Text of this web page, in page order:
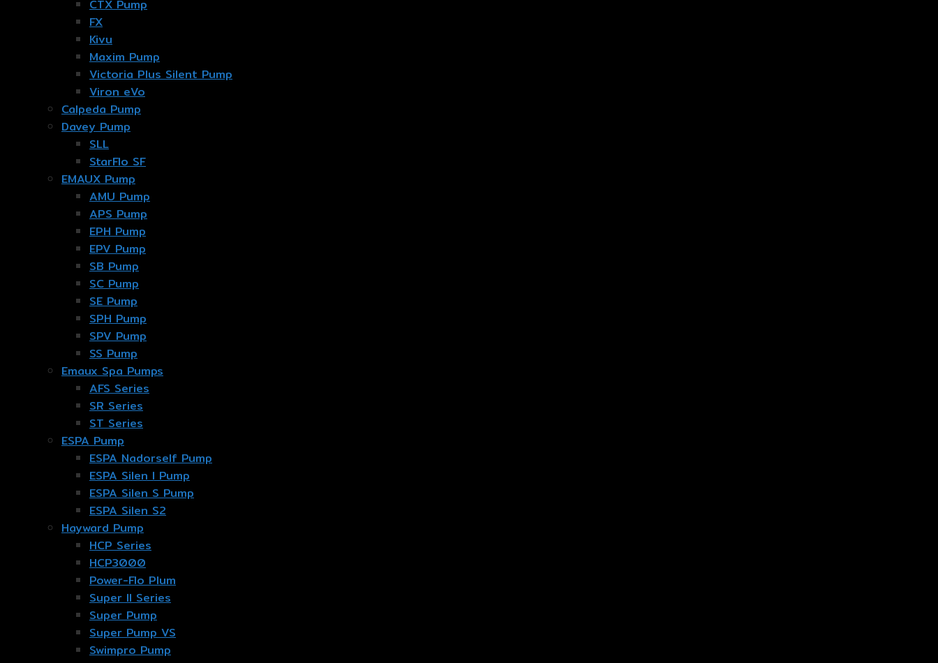
CTX Pump
FX
Kivu
Maxim Pump
Victoria Plus Silent Pump
Viron eVo
Calpeda Pump
Davey Pump
SLL
StarFlo SF
EMAUX Pump
AMU Pump
APS Pump
EPH Pump
EPV Pump
SB Pump
SC Pump
SE Pump
SPH Pump
SPV Pump
SS Pump
Emaux Spa Pumps
AFS Series
SR Series
ST Series
ESPA Pump
ESPA Nadorself Pump
ESPA Silen I Pump
ESPA Silen S Pump
ESPA Silen S2
Hayward Pump
HCP Series
HCP3000
Power-Flo Plum
Super II Series
Super Pump
Super Pump VS
Swimpro Pump